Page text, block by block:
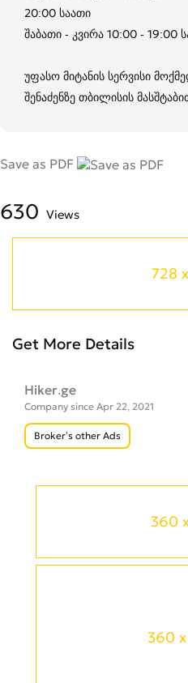
360
360
20:00 საათი
შაბათი - კვირა 10:00 - 19:00
უფასო მიტანის სერვისი
შენაძენზე თბილისის
Save as PDF
630 Views
728
Get More Details
Hiker.ge
Company since Apr 22, 2021
Broker’s other Ads